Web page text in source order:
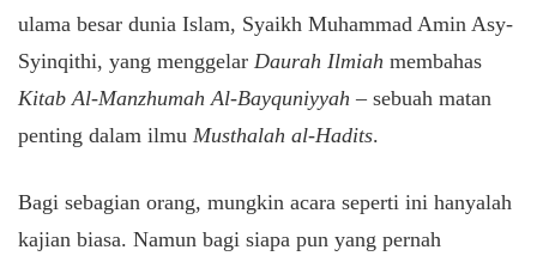
ulama besar dunia Islam, Syaikh Muhammad Amin Asy-
Syinqithi, yang menggelar Daurah Ilmiah membahas
Kitab Al-Manzhumah Al-Bayquniyyah – sebuah matan
penting dalam ilmu Musthalah al-Hadits.
Bagi sebagian orang, mungkin acara seperti ini hanyalah
kajian biasa. Namun bagi siapa pun yang pernah